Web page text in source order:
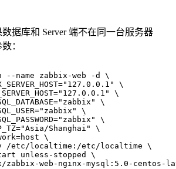
据库和 Server 端不在同一台服务器
：
--name zabbix-web -d \
\
\
\
\
\
Shanghai" \
\
v /etc/localtime:/etc/localtime \
unless-stopped \
zabbix-web-nginx-mysql:5.0-centos-